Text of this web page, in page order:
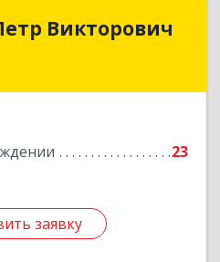
Викторович
23
заявку
Викторович
обл., г. Россошь, пер.
заявку